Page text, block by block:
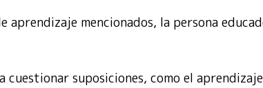
aprendizaje mencionados, la persona
cuestionar suposiciones, como el